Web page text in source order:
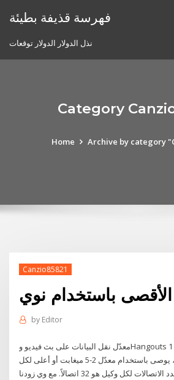
فهرسة قذيفة بطيئة
نذل الدولار الدولار توقعات
Category
Home Archive by category
Canzio85821
باستخدام نوي
by Editor
معدّل نقل البيانات على بث فيديو وHangouts بدقة عالية لا تقلّ عن 1
ميغابت في الثانية، يوصى باستخدام معدّل 2-5 ميغابت أو أعلى لكل
مستخدم. الحد الأقصى لعدد الاتصالات لكل وكيل هو 32 اتصالاً. مع وي زودنا